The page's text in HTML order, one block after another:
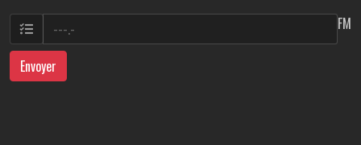
FM
Envoyer